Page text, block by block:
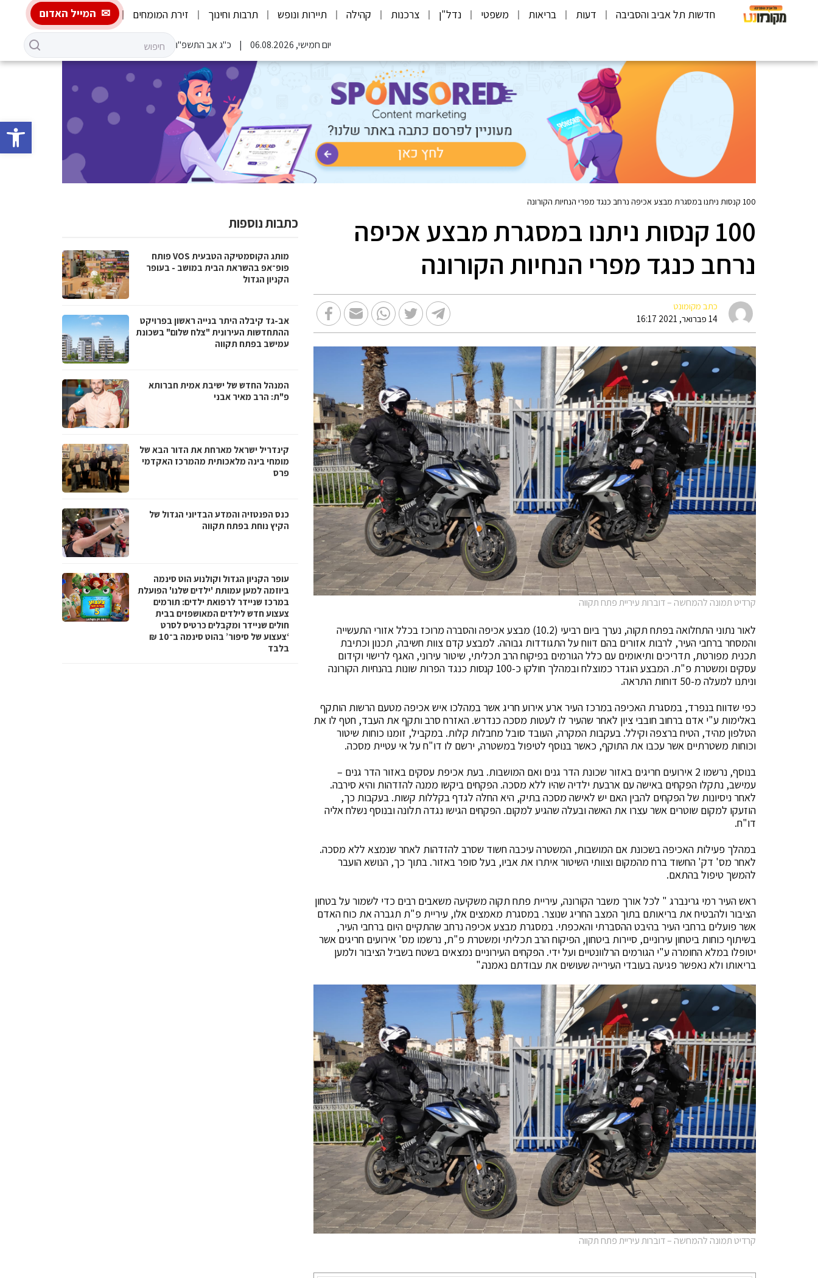
פתח
חדשות תל אביב והסביבה דעות בריאות משפטי נדל"ן צרכנות קהילה תיירות ונופש תרבות וחינוך זירת המומחים המייל האדום
יום חמישי, 06.08.2026 כ"ג אב התשפ"ו
100 קנסות ניתנו במסגרת מבצע אכיפה נרחב כנגד מפרי הנחיות הקורונה
100 קנסות ניתנו במסגרת מבצע אכיפה
נרחב כנגד מפרי הנחיות הקורונה
כתב מקומונט
14 פברואר, 2021 16:17
קרדיט תמונה להמחשה – דוברות עיריית פתח תקווה
לאור נתוני התחלואה בפתח תקוה, נערך ביום רביעי (10.2) מבצע אכיפה והסברה מרוכז בכלל אזורי התעשייה
והמסחר ברחבי העיר, לרבות אזורים בהם דווח על התגודדות גבוהה. למבצע קדם צוות חשיבה, תכנון וכתיבת
תכנית מפורטת, תדריכים ותיאומים עם כלל הגורמים בפיקוח הרב תכליתי, שיטור עירוני, האגף לרישוי וקידום
עסקים ומשטרת פ"ת. המבצע הוגדר כמוצלח ובמהלך חולקו כ-100 קנסות כנגד הפרות שונות בהנחיות הקורונה
וניתנו למעלה מ-50 דוחות התראה.
כפי שדווח בנפרד, במסגרת האכיפה במרכז העיר ארע אירוע חריג אשר במהלכו איש אכיפה מטעם הרשות הותקף
באלימות ע"י אדם ברחוב חובבי ציון לאחר שהעיר לו לעטות מסכה כנדרש. האזרח סרב ותקף את העבד, חטף לו את
הטלפון מהיד, הטיח ברצפה וקילל. בעקבות המקרה, העובד סובל מחבלות קלות. במקביל, זומנו כוחות שיטור
וכוחות משטרתיים אשר עכבו את התוקף, כאשר בנוסף לטיפול במשטרה, ירשם לו דו"ח על אי עטיית מסכה.
בנוסף, נרשמו 2 אירועים חריגים באזור שכונת הדר גנים ואם המושבות. בעת אכיפת עסקים באזור הדר גנים –
עמישב, נתקלו הפקחים באישה עם ארבעת ילדיה שהיו ללא מסכה. הפקחים ביקשו ממנה להזדהות והיא סירבה.
לאחר ניסיונות של הפקחים להבין האם יש לאישה מסכה בתיק, היא החלה לגדף בקללות קשות. בעקבות כך,
הוזעקו למקום שוטרים אשר עצרו את האשה ובעלה שהגיע למקום. הפקחים הגישו נגדה תלונה ובנוסף נשלח אליה
דו"ח.
במהלך פעילות האכיפה בשכונת אם המושבות, המשטרה עיכבה חשוד שסרב להזדהות לאחר שנמצא ללא מסכה.
לאחר מס' דק' החשוד ברח מהמקום וצוותי השיטור איתרו את אביו, בעל סופר באזור. בתוך כך, הנושא הועבר
להמשך טיפול בהתאם.
ראש העיר רמי גרינברג " לכל אורך משבר הקורונה, עיריית פתח תקוה משקיעה משאבים רבים כדי לשמור על בטחון
הציבור ולהבטיח את בריאותם בתוך המצב החריג שנוצר. במסגרת מאמצים אלו, עיריית פ"ת תגברה את כוח האדם
אשר פועלים ברחבי העיר בהיבט ההסברתי והאכפתי. במסגרת מבצע אכיפה נרחב שהתקיים היום ברחבי העיר,
בשיתוף כוחות ביטחון עירוניים, סיירות ביטחון, הפיקוח הרב תכליתי ומשטרת פ"ת, נרשמו מס' אירועים חריגים אשר
יטופלו במלא החומרה ע"י הגורמים הרלוונטיים ועל ידי. הפקחים העירוניים נמצאים בשטח בשביל הציבור ולמען
בריאותו ולא נאפשר פגיעה בעובדי העירייה שעושים את עבודתם נאמנה."
קרדיט תמונה להמחשה – דוברות עיריית פתח תקווה
כתבות נוספות
מותג הקוסמטיקה הטבעית VOS פותח
פופ־אפ בהשראת הבית במושב - בעופר
הקניון הגדול
אב-גד קיבלה היתר בנייה ראשון בפרויקט
ההתחדשות העירונית "צלח שלום" בשכונת
עמישב בפתח תקווה
המנהל החדש של ישיבת אמית חברותא
פ"ת: הרב מאיר אבני
קינדריל ישראל מארחת את הדור הבא של
מומחי בינה מלאכותית מהמרכז האקדמי
פרס
כנס הפנטזיה והמדע הבדיוני הגדול של
הקיץ נוחת בפתח תקווה
עופר הקניון הגדול וקולנוע הוט סינמה
ביוזמה למען עמותת 'ילדים שלנו' הפועלת
במרכז שניידר לרפואת ילדים: תורמים
צעצוע חדש לילדים המאושפזים בבית
חולים שניידר ומקבלים כרטיס לסרט
‘צעצוע של סיפור’ בהוט סינמה ב־10 ₪
בלבד